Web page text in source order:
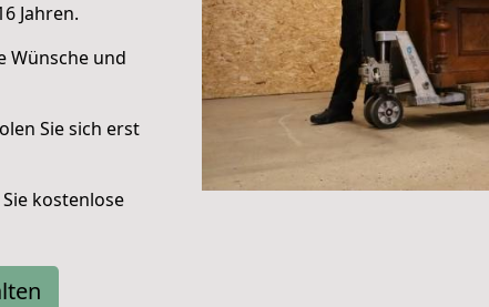
Jahren.
Wünsche und
Sie sich erst
kostenlose